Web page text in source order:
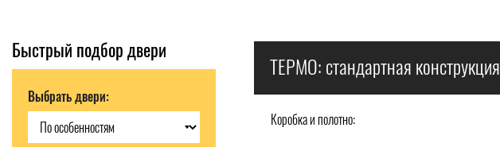
Быстрый подбор двери
Выбрать двери:
ТЕРМО: стандартная конструкция
Коробка и полотно: